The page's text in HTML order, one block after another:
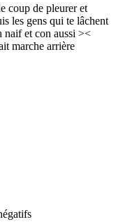
coup de pleurer et
les gens qui te lâchent
naif et con aussi ><
marche arrière